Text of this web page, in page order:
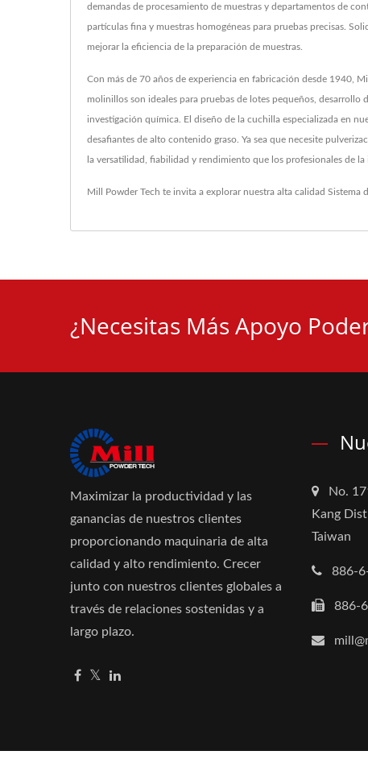
demandas de procesamiento de muestras y departamentos de
partículas fina y muestras homogéneas para pruebas precisas.
mejorar la eficiencia de la preparación de muestras.
Con más de 70 años de experiencia en fabricación desde 1940,
molinillos son ideales para pruebas de lotes pequeños,
investigación química. El diseño de la cuchilla especializada en
desafiantes de alto contenido graso. Ya sea que necesite
la versatilidad, fiabilidad y rendimiento que los profesionales de
Mill Powder Tech te invita a explorar nuestra alta calidad Sistema
¿Necesitas Más Apoyo
Maximizar la productividad y las
ganancias de nuestros clientes
proporcionando maquinaria de alta
calidad y alto rendimiento. Crecer
junto con nuestros clientes globales a
través de relaciones sostenidas y a
largo plazo.
No.
Kang
Taiwan
886-
886-